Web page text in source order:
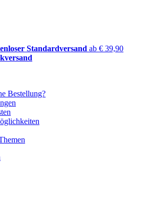
Standardversand ab € 39,90
Bestellung?